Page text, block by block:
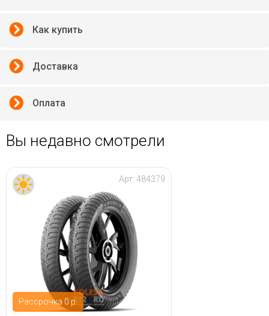
Как купить
Доставка
Оплата
Вы недавно смотрели
Рассрочка 0 р.
Арт: 484379